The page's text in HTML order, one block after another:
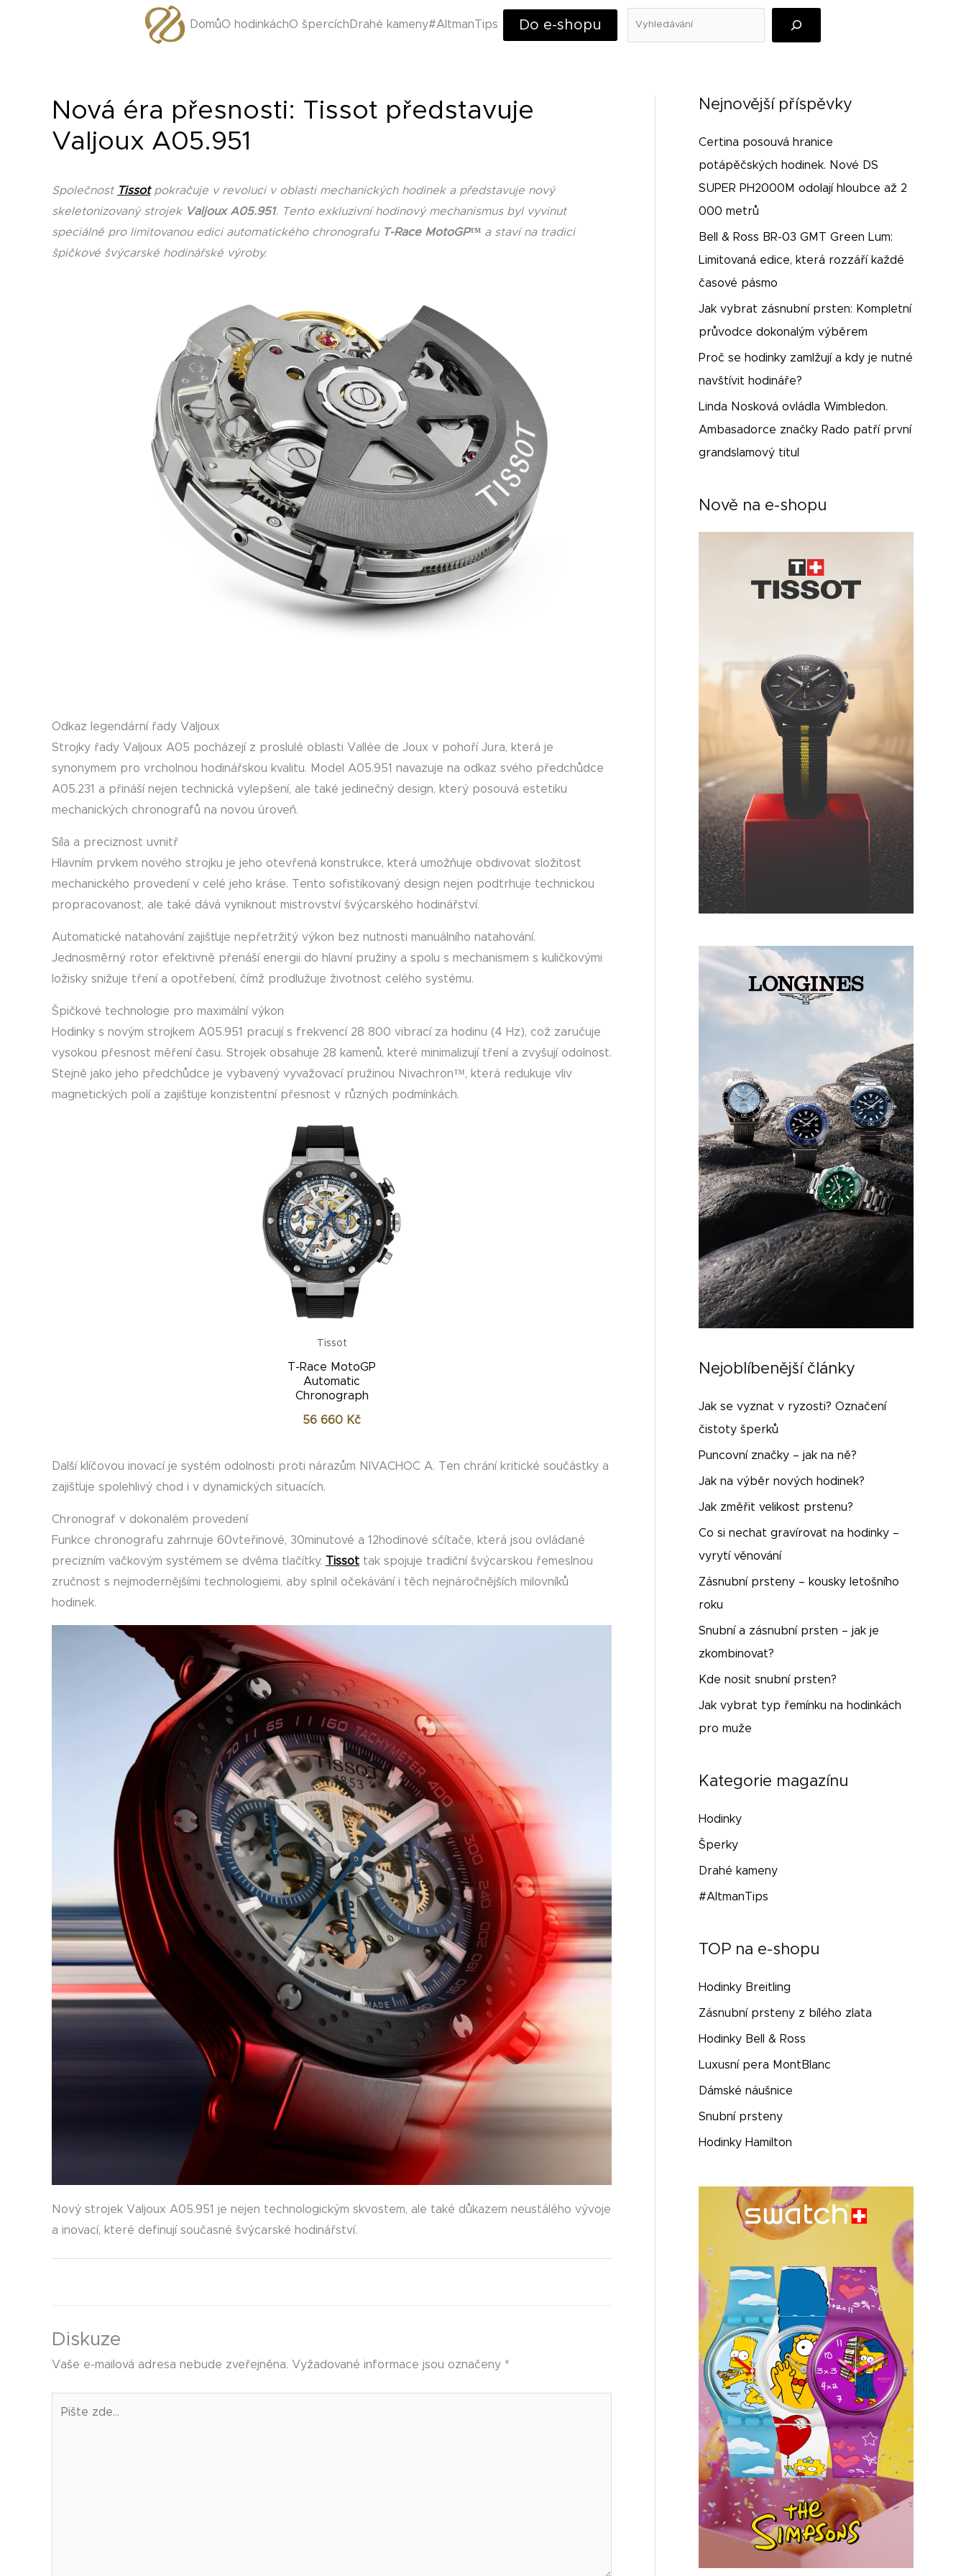
DomůO hodinkáchO špercích Drahé kameny#AltmanTips Do e-shopu
Nová éra přesnosti: Tissot představuje
Valjoux A05.951
Společnost Tissotpokračuje v revoluci v oblasti mechanických hodinek a představuje nový
skeletonizovaný strojek Valjoux A05.951. Tento exkluzivní hodinový mechanismus byl vyvinut
speciálně pro limitovanou edici automatického chronografu T-Race MotoGP™ a staví na tradici
špičkové švýcarské hodinářské výroby.
Odkaz legendární řady Valjoux
Strojky řady Valjoux A05 pocházejí z proslulé oblasti Vallée de Joux v pohoří Jura, která je
synonymem pro vrcholnou hodinářskou kvalitu. Model A05.951 navazuje na odkaz svého předchůdce
A05.231 a přináší nejen technická vylepšení, ale také jedinečný design, který posouvá estetiku
mechanických chronografů na novou úroveň.
Síla a preciznost uvnitř
Hlavním prvkem nového strojku je jeho otevřená konstrukce, která umožňuje obdivovat složitost
mechanického provedení v celé jeho kráse. Tento sofistikovaný design nejen podtrhuje technickou
propracovanost, ale také dává vyniknout mistrovství švýcarského hodinářství.
Automatické natahování zajišťuje nepřetržitý výkon bez nutnosti manuálního natahování.
Jednosměrný rotor efektivně přenáší energii do hlavní pružiny a spolu s mechanismem s kuličkovými
ložisky snižuje tření a opotřebení, čímž prodlužuje životnost celého systému.
Špičkové technologie pro maximální výkon
Hodinky s novým strojkem A05.951 pracují s frekvencí 28 800 vibrací za hodinu (4 Hz), což zaručuje
vysokou přesnost měření času. Strojek obsahuje 28 kamenů, které minimalizují tření a zvyšují odolnost.
Stejně jako jeho předchůdce je vybavený vyvažovací pružinou Nivachron™, která redukuje vliv
magnetických polí a zajišťuje konzistentní přesnost v různých podmínkách.
Tissot
T-Race MotoGP
Automatic
Chronograph
56 660 Kč
Další klíčovou inovací je systém odolnosti proti nárazům NIVACHOC A. Ten chrání kritické součástky a
zajišťuje spolehlivý chod i v dynamických situacích.
Chronograf v dokonalém provedení
Funkce chronografu zahrnuje 60vteřinové, 30minutové a 12hodinové sčítače, která jsou ovládané
precizním vačkovým systémem se dvěma tlačítky. Tissot tak spojuje tradiční švýcarskou řemeslnou
zručnost s nejmodernějšími technologiemi, aby splnil očekávání i těch nejnáročnějších milovníků
hodinek.
Nový strojek Valjoux A05.951 je nejen technologickým skvostem, ale také důkazem neustálého vývoje
a inovací, které definují současné švýcarské hodinářství.
Diskuze
Vaše e-mailová adresa nebude zveřejněna. Vyžadované informace jsou označeny *
Nejnovější příspěvky
Certina posouvá hranice
potápěčských hodinek. Nové DS
SUPER PH2000M odolají hloubce až 2
000 metrů
Bell & Ross BR-03 GMT Green Lum:
Limitovaná edice, která rozzáří každé
časové pásmo
Jak vybrat zásnubní prsten: Kompletní
průvodce dokonalým výběrem
Proč se hodinky zamlžují a kdy je nutné
navštívit hodináře?
Linda Nosková ovládla Wimbledon.
Ambasadorce značky Rado patří první
grandslamový titul
Nově na e-shopu
Nejoblíbenější články
Jak se vyznat v ryzosti? Označení
čistoty šperků
Puncovní značky – jak na ně?
Jak na výběr nových hodinek?
Jak změřit velikost prstenu?
Co si nechat gravírovat na hodinky –
vyrytí věnování
Zásnubní prsteny – kousky letošního
roku
Snubní a zásnubní prsten – jak je
zkombinovat?
Kde nosit snubní prsten?
Jak vybrat typ řemínku na hodinkách
pro muže
Kategorie magazínu
Hodinky
Šperky
Drahé kameny
#AltmanTips
TOP na e-shopu
Hodinky Breitling
Zásnubní prsteny z bílého zlata
Hodinky Bell & Ross
Luxusní pera MontBlanc
Dámské náušnice
Snubní prsteny
Hodinky Hamilton